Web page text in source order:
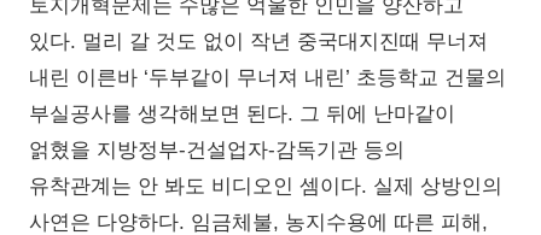
토지개혁문제는 수많은 억울한 인민을 양산하고
있다. 멀리 갈 것도 없이 작년 중국대지진때 무너져
내린 이른바 ‘두부같이 무너져 내린’ 초등학교 건물의
부실공사를 생각해보면 된다. 그 뒤에 난마같이
얽혔을 지방정부-건설업자-감독기관 등의
유착관계는 안 봐도 비디오인 셈이다. 실제 상방인의
사연은 다양하다. 임금체불, 농지수용에 따른 피해,